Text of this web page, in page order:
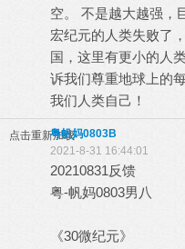
空。 不是越大越强，
宏纪元的人类失败了
国，这里有更小的人
诉我们尊重地球上的
我们人类自己！
点击重新加载粤帆妈0803B
2021-8-31 16:44:01
20210831反馈
粤-帆妈0803男八
《30微纪元》